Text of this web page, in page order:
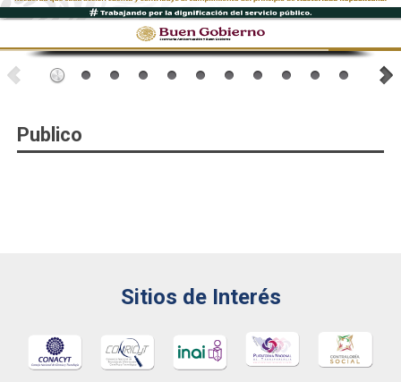
Publico
Sitios de Interés